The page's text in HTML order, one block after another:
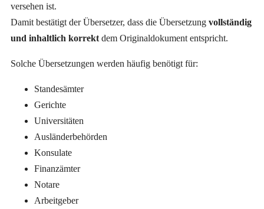
versehen ist.
Damit bestätigt der Übersetzer, dass die Übersetzung vollständig
und inhaltlich korrekt dem Originaldokument entspricht.
Solche Übersetzungen werden häufig benötigt für:
Standesämter
Gerichte
Universitäten
Ausländerbehörden
Konsulate
Finanzämter
Notare
Arbeitgeber